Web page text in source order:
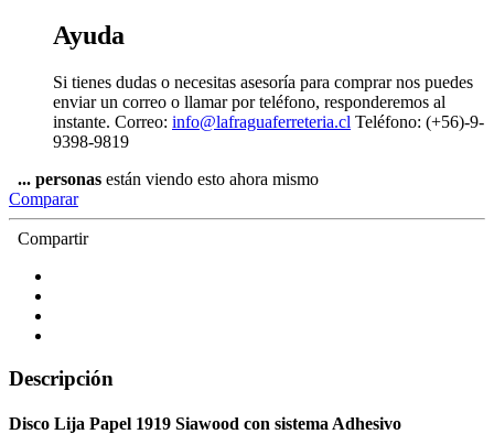
Ayuda
Si tienes dudas o necesitas asesoría para comprar nos puedes
enviar un correo o llamar por teléfono, responderemos al
instante. Correo: info@lafraguaferreteria.cl Teléfono: (+56)-9-
9398-9819
... personas están viendo esto ahora mismo
Comparar
Compartir
Descripción
Disco Lija Papel 1919 Siawood con sistema Adhesivo